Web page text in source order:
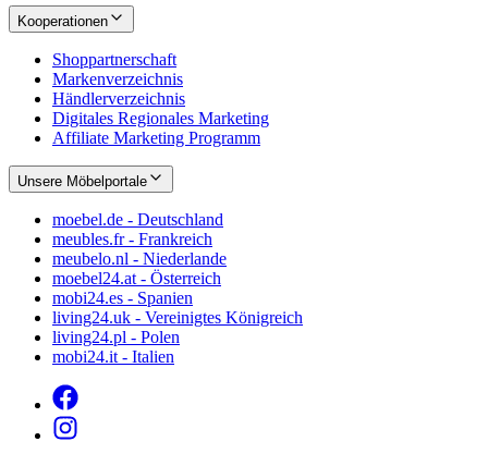
Kooperationen
Shoppartnerschaft
Markenverzeichnis
Händlerverzeichnis
Digitales Regionales Marketing
Affiliate Marketing Programm
Unsere Möbelportale
moebel.de - Deutschland
meubles.fr - Frankreich
meubelo.nl - Niederlande
moebel24.at - Österreich
mobi24.es - Spanien
living24.uk - Vereinigtes Königreich
living24.pl - Polen
mobi24.it - Italien